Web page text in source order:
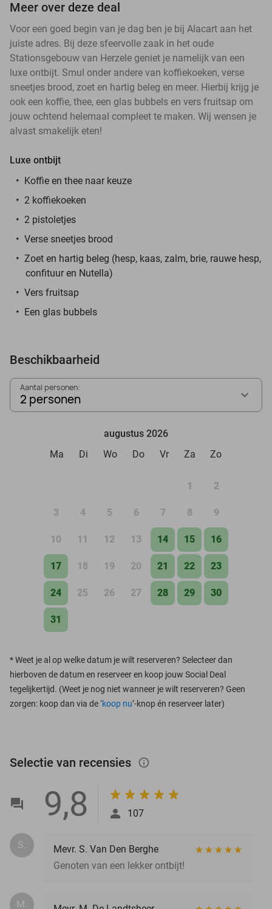
Meer over deze deal
Voor een goed begin van je dag ben je bij Alacart aan het
juiste adres. Bij deze sfeervolle zaak in het oude
Stationsgebouw van Herzele geniet je namelijk van een
luxe ontbijt. Smul onder andere van koffiekoeken, verse
sneetjes brood, zoet en hartig beleg en meer. Hierbij krijg je
ook een koffie, thee, een glas bubbels en vers fruitsap om
jouw ochtend helemaal compleet te maken. Wij wensen je
alvast smakelijk eten!
Luxe ontbijt
Koffie en thee naar keuze
2 koffiekoeken
2 pistoletjes
Verse sneetjes brood
Zoet en hartig beleg (hesp, kaas, zalm, brie, rauwe hesp,
confituur en Nutella)
Vers fruitsap
Een glas bubbels
Beschikbaarheid
Aantal personen:
2 personen
augustus 2026
Ma
Di Wo Do Vr Za Zo
1 2
3 4 5 6 7 8 9
10 11 12 13 14 15 16
17 18 19 20 21 22 23
24 25 26 27 28 29 30
31
*Weet je al op welke datum je wilt reserveren? Selecteer dan
hierboven de datum en reserveer en koop jouw Social Deal
tegelijkertijd. (Weet je nog niet wanneer je wilt reserveren? Geen
zorgen: koop dan via de ‘koop nu’-knop én reserveer later)
Selectie van recensies info_outlined
9,8 107
S.
Mevr. S. Van Den Berghe
Genoten van een lekker ontbijt!
M.